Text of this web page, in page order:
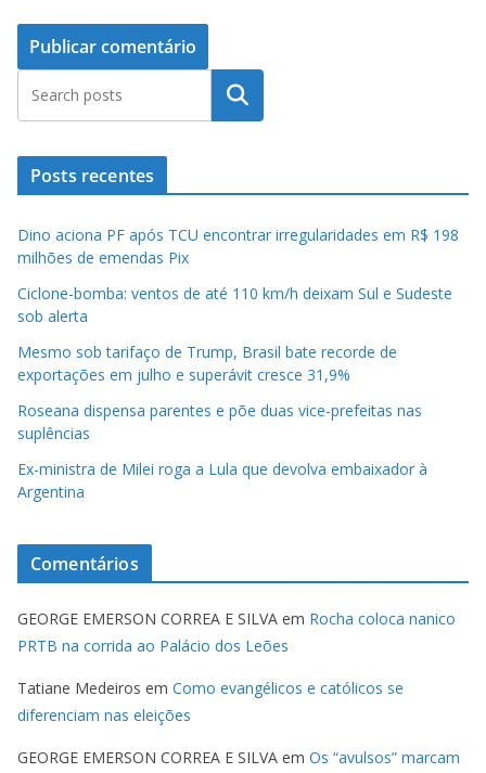
Pesquisar
Posts recentes
Dino aciona PF após TCU encontrar irregularidades em R$ 198
milhões de emendas Pix
Ciclone-bomba: ventos de até 110 km/h deixam Sul e Sudeste
sob alerta
Mesmo sob tarifaço de Trump, Brasil bate recorde de
exportações em julho e superávit cresce 31,9%
Roseana dispensa parentes e põe duas vice-prefeitas nas
suplências
Ex-ministra de Milei roga a Lula que devolva embaixador à
Argentina
Comentários
GEORGE EMERSON CORREA E SILVA em Rocha coloca nanico
PRTB na corrida ao Palácio dos Leões
Tatiane Medeiros em Como evangélicos e católicos se
diferenciam nas eleições
GEORGE EMERSON CORREA E SILVA em Os “avulsos” marcam